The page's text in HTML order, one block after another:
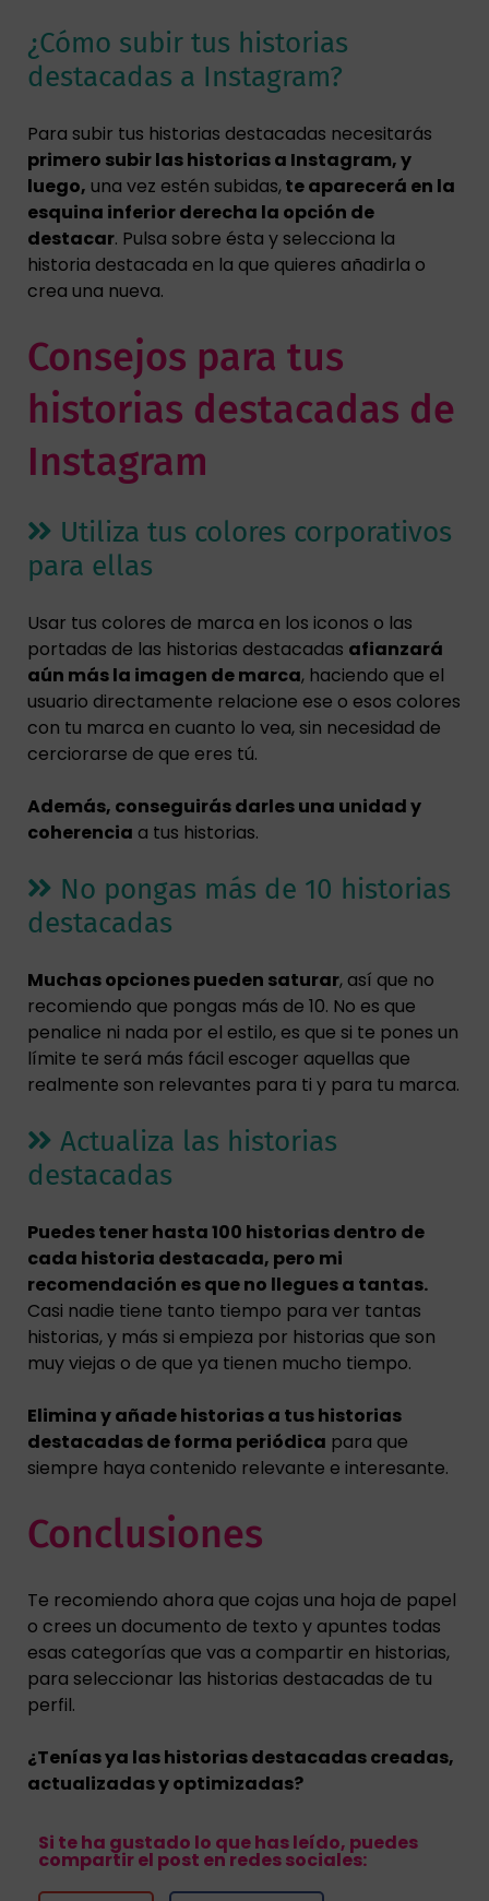
¿Cómo subir tus historias
destacadas a Instagram?
Para subir tus historias destacadas necesitarás
primero subir las historias a Instagram, y
luego, una vez estén subidas,te aparecerá en la
esquina inferior derecha la opción de
destacar. Pulsa sobre ésta y selecciona la
historia destacada en la que quieres añadirla o
crea una nueva.
Consejos para tus
historias destacadas de
Instagram
Utiliza tus colores corporativos
para ellas
Usar tus colores de marca en los iconos o las
portadas de las historias destacadas afianzará
aún más la imagen de marca, haciendo que el
usuario directamente relacione ese o esos colores
con tu marca en cuanto lo vea, sin necesidad de
cerciorarse de que eres tú.
Además, conseguirás darles una unidad y
coherencia a tus historias.
No pongas más de 10 historias
destacadas
Muchas opciones pueden saturar, así que no
recomiendo que pongas más de 10. No es que
penalice ni nada por el estilo, es que si te pones un
límite te será más fácil escoger aquellas que
realmente son relevantes para ti y para tu marca.
Actualiza las historias
destacadas
Puedes tener hasta 100 historias dentro de
cada historia destacada, pero mi
recomendación es que no llegues a tantas.
Casi nadie tiene tanto tiempo para ver tantas
historias, y más si empieza por historias que son
muy viejas o de que ya tienen mucho tiempo.
Elimina y añade historias a tus historias
destacadas de forma periódica para que
siempre haya contenido relevante e interesante.
Conclusiones
Te recomiendo ahora que cojas una hoja de papel
o crees un documento de texto y apuntes todas
esas categorías que vas a compartir en historias,
para seleccionar las historias destacadas de tu
perfil.
¿Tenías ya las historias destacadas creadas,
actualizadas y optimizadas?
Si te ha gustado lo que has leído, puedes
compartir el post en redes sociales: